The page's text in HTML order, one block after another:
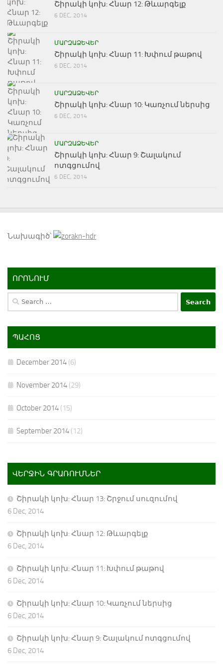
Շիրակի կոխ: Հնար 12: Թևարգելք
6 DEC, 2014
ՄԱՐԶԱՁԵՎԵՐ
Շիրակի կոխ: Հնար 11: Խփում թաթով
6 DEC, 2014
ՄԱՐԶԱՁԵՎԵՐ
Շիրակի կոխ: Հնար 10: Կառչում ներսից
6 DEC, 2014
ՄԱՐԶԱՁԵՎԵՐ
Շիրակի կոխ: Հնար 9: Շալակում
ոտգցումով
6 DEC, 2014
Նախագիծ՝
ՈՐՈՆՈՒՄ
Search
for:
ՊԱՀՈՑ
December 2014 (6)
November 2014 (29)
October 2014 (15)
September 2014 (12)
ՎԵՐՋԻՆ ԳՐԱՌՈՒՄՆԵՐ
Շիրակի կոխ: Հնար 13: Շրջում սուզումով
6 Dec, 2014
Շիրակի կոխ: Հնար 12: Թևարգելք
6 Dec, 2014
Շիրակի կոխ: Հնար 11: Խփում թաթով
6 Dec, 2014
Շիրակի կոխ: Հնար 10: Կառչում ներսից
6 Dec, 2014
Շիրակի կոխ: Հնար 9: Շալակում ոտգցումով
6 Dec, 2014